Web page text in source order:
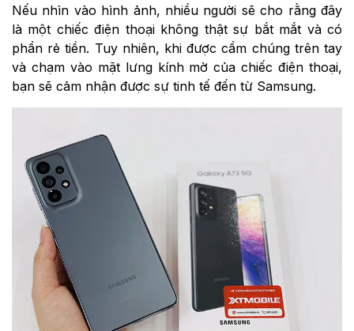
Nếu nhìn vào hình ảnh, nhiều người sẽ cho rằng đây
là một chiếc điện thoại không thật sự bắt mắt và có
phần rẻ tiền. Tuy nhiên, khi được cầm chúng trên tay
và chạm vào mặt lưng kính mờ của chiếc điện thoại,
bạn sẽ cảm nhận được sự tinh tế đến từ Samsung.